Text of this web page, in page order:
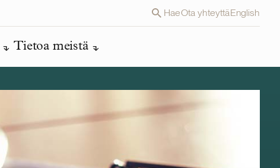
HaeOta yhteyttäEnglish
Tietoa meistä